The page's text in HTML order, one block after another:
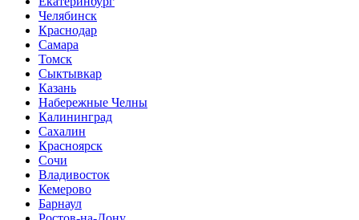
Челябинск
Краснодар
Самара
Томск
Сыктывкар
Казань
Набережные Челны
Калининград
Сахалин
Красноярск
Сочи
Владивосток
Кемерово
Барнаул